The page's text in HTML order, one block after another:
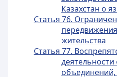
Казахстан о
Статья 76.
жительства
Статья 77.